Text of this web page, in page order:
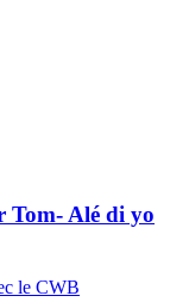
Tom- Alé di yo
le CWB